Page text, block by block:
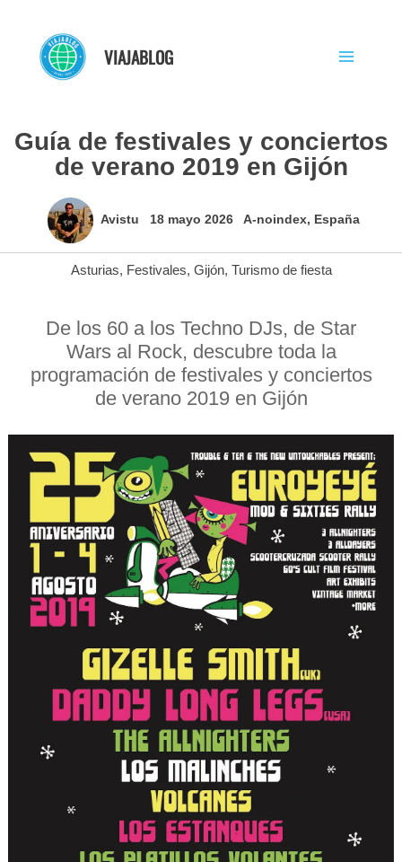
contenido
VIAJABLOG
Guía de festivales y conciertos
de verano 2019 en Gijón
Avistu 18 mayo 2026 A-noindex, España
Asturias, Festivales, Gijón, Turismo de fiesta
De los 60 a los Techno DJs, de Star
Wars al Rock, descubre toda la
programación de festivales y conciertos
de verano 2019 en Gijón